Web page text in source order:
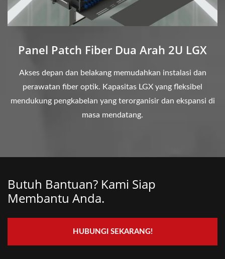
Panel Patch Fiber Dua Arah 2U LGX
Akses depan dan belakang memudahkan instalasi dan
perawatan fiber optik. Kapasitas LGX yang fleksibel
mendukung pengkabelan yang terorganisir dan ekspansi di
masa mendatang.
Butuh Bantuan? Kami Siap
Membantu Anda.
HUBUNGI SEKARANG!